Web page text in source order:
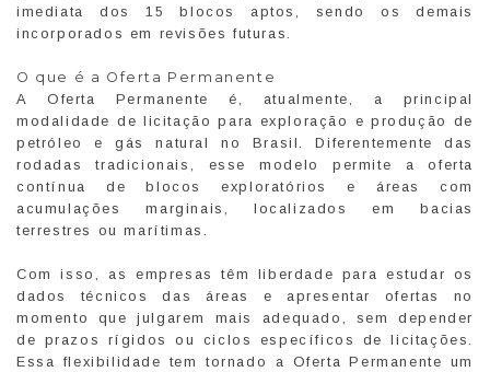
imediata dos 15 blocos aptos, sendo os demais
incorporados em revisões futuras.
O que é a Oferta Permanente
A Oferta Permanente é, atualmente, a principal
modalidade de licitação para exploração e produção de
petróleo e gás natural no Brasil. Diferentemente das
rodadas tradicionais, esse modelo permite a oferta
contínua de blocos exploratórios e áreas com
acumulações marginais, localizados em bacias
terrestres ou marítimas.
Com isso, as empresas têm liberdade para estudar os
dados técnicos das áreas e apresentar ofertas no
momento que julgarem mais adequado, sem depender
de prazos rígidos ou ciclos específicos de licitações.
Essa flexibilidade tem tornado a Oferta Permanente um